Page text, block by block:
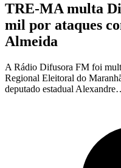
TRE-MA multa
mil por ataques
Almeida
A Rádio Difusora FM foi
Regional Eleitoral do
deputado estadual